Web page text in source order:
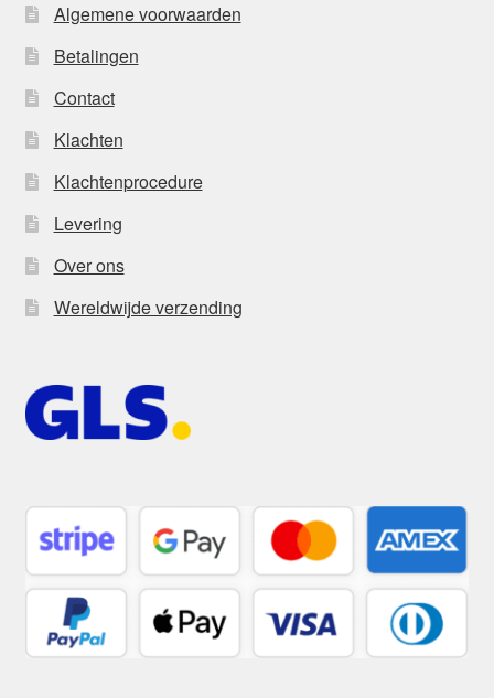
Algemene voorwaarden
Betalingen
Contact
Klachten
Klachtenprocedure
Levering
Over ons
Wereldwijde verzending